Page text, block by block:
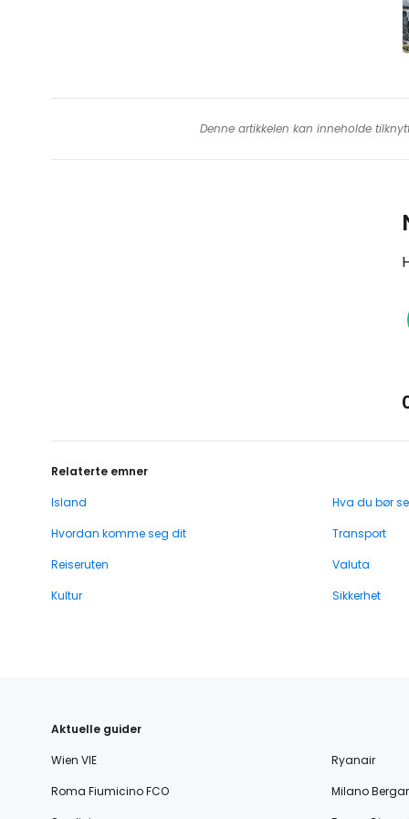
Denne artikkelen kan inneholde
Relaterte emner
Island
Hva du bør se
Hvordan komme seg dit
Transport
Reiseruten
Valuta
Kultur
Sikkerhet
Aktuelle guider
Wien VIE
Ryanair
Roma Fiumicino FCO
Milano